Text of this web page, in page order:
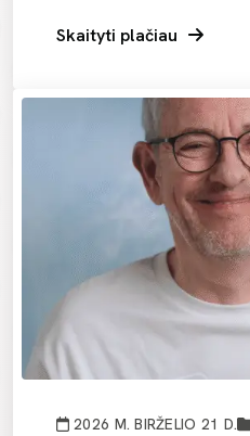
Skaityti plačiau
2026 M. BIRŽELIO 21 D.